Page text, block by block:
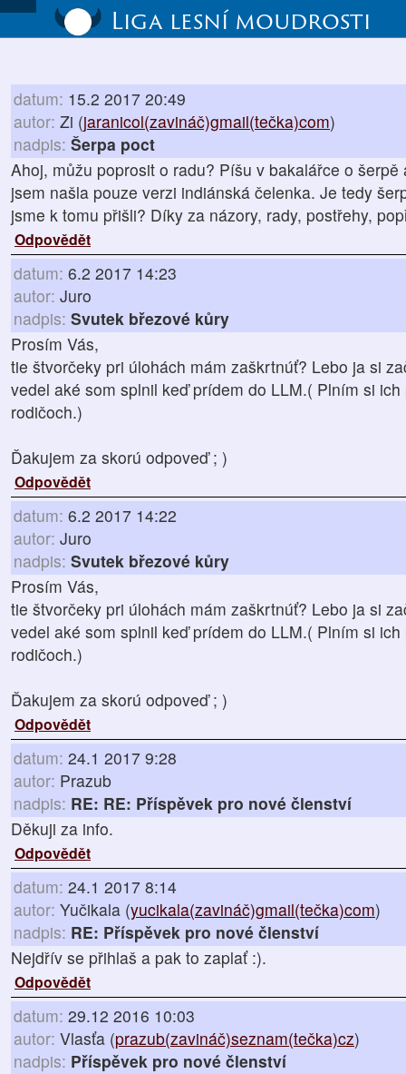
Liga lesní moudrosti
datum: 15.2 2017 20:49
autor: Zi (jaranicol(zavináč)gmail(tečka)com)
nadpis: Šerpa poct
Ahoj, můžu poprosit o radu? Píšu v bakalářce o
jsem našla pouze verzi indiánská čelenka. Je tedy
jsme k tomu přišli? Díky za názory, rady, postřehy,
Odpovědět
datum: 6.2 2017 14:23
autor: Juro
nadpis: Svutek březové kůry
Prosím Vás,
tie štvorčeky pri úlohách mám zaškrtnúť? Lebo ja si
vedel aké som splnil keď prídem do LLM.( Plním si
rodičoch.)
Ďakujem za skorú odpoveď ; )
Odpovědět
datum: 6.2 2017 14:22
autor: Juro
nadpis: Svutek březové kůry
Prosím Vás,
tie štvorčeky pri úlohách mám zaškrtnúť? Lebo ja si
vedel aké som splnil keď prídem do LLM.( Plním si
rodičoch.)
Ďakujem za skorú odpoveď ; )
Odpovědět
datum: 24.1 2017 9:28
autor: Prazub
nadpis: RE: RE: Příspěvek pro nové členství
Děkuji za info.
Odpovědět
datum: 24.1 2017 8:14
autor: Yučikala (yucikala(zavináč)gmail(tečka)com)
nadpis: RE: Příspěvek pro nové členství
Nejdřív se přihlaš a pak to zaplať :).
Odpovědět
datum: 29.12 2016 10:03
autor: Vlasťa (prazub(zavináč)seznam(tečka)cz)
nadpis: Příspěvek pro nové členství